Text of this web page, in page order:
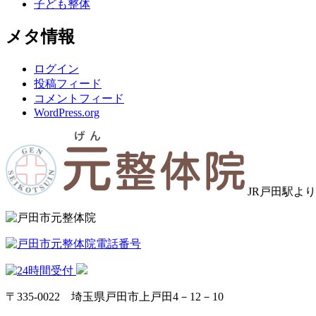
子ども整体
メタ情報
ログイン
投稿フィード
コメントフィード
WordPress.org
JR戸田駅よ
〒335‐0022 埼玉県戸田市上戸田4－12－10